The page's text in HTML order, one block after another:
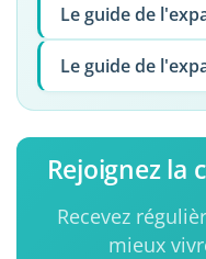
Le guide de
Le guide de
Rejoignez la
Recevez
mieux